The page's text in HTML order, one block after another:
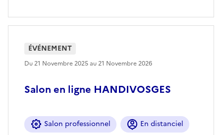
Salon en ligne HANDIVOSGES
ÉVÉNEMENT
Du 21 Novembre 2025 au 21 Novembre 2026
Salon professionnel En distanciel